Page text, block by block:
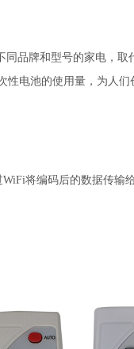
同品牌和型号的家电，
电池的使用量，为人
将编码后的数据传